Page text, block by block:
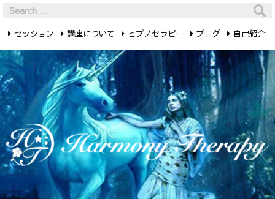
セッション 講座について ヒプノセラピー ブログ 自己紹介
最新記事 お問い合わせ